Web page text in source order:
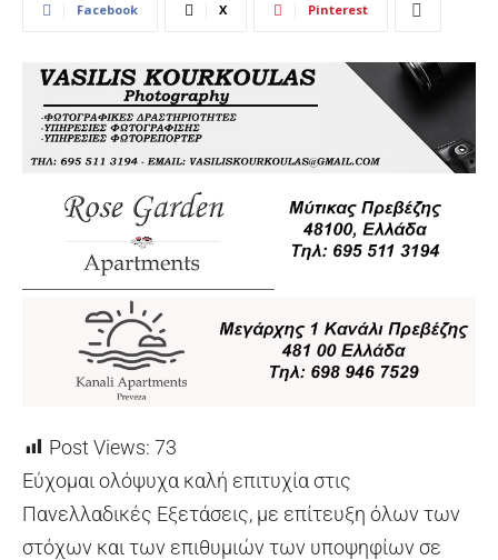
Facebook X Pinterest
Post Views: 73
Εύχομαι ολόψυχα καλή επιτυχία στις
Πανελλαδικές Εξετάσεις, με επίτευξη όλων των
στόχων και των επιθυμιών των υποψηφίων σε